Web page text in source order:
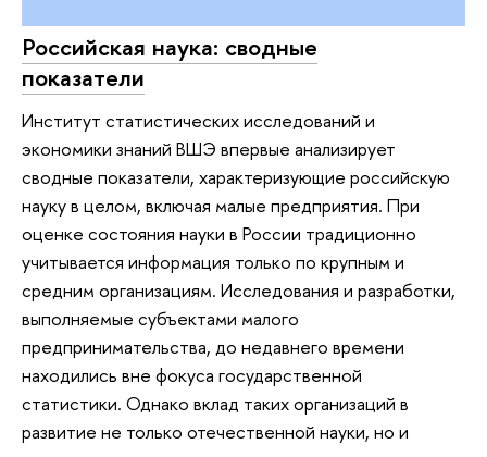
Российская наука: сводные
показатели
Институт статистических исследований и
экономики знаний ВШЭ впервые анализирует
сводные показатели, характеризующие российскую
науку в целом, включая малые предприятия. При
оценке состояния науки в России традиционно
учитывается информация только по крупным и
средним организациям. Исследования и разработки,
выполняемые субъектами малого
предпринимательства, до недавнего времени
находились вне фокуса государственной
статистики. Однако вклад таких организаций в
развитие не только отечественной науки, но и